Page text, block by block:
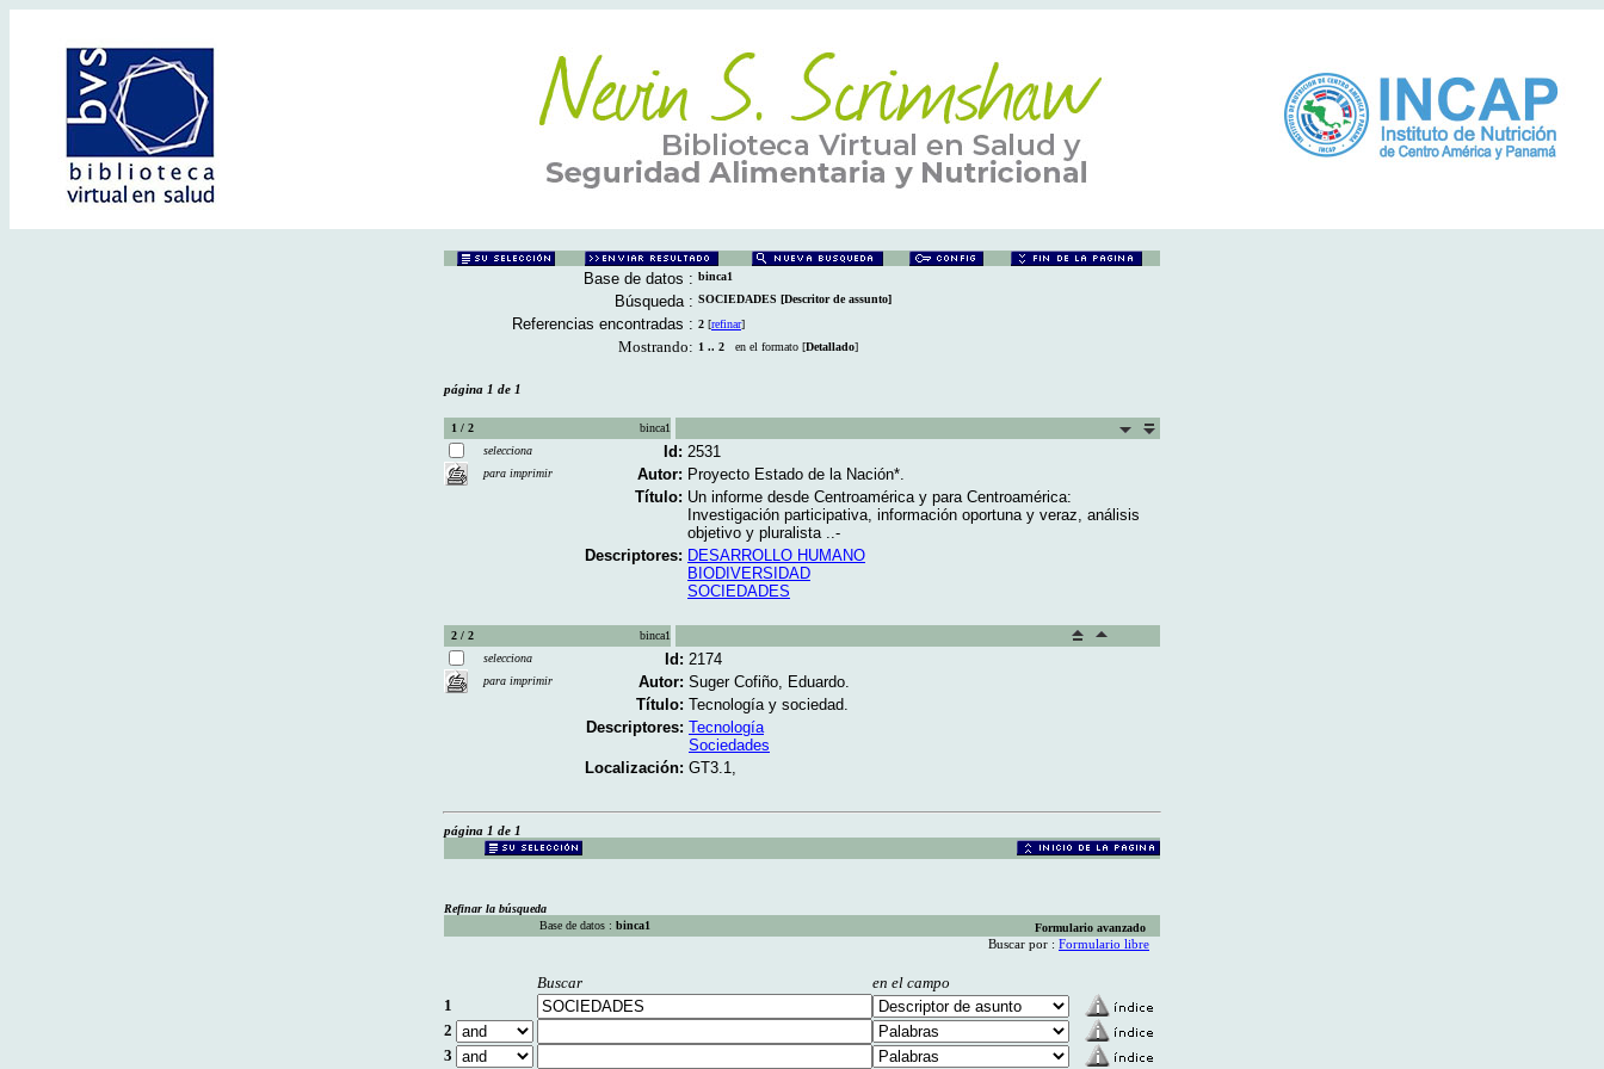
Base de datos : binca1
Búsqueda : SOCIEDADES [Descritor de assunto]
Referencias encontradas : 2 [refinar]
Mostrando: 1 .. 2 en el formato [Detallado]
página 1 de 1
1 / 2
binca1
selecciona
para imprimir
Id: 2531
Autor: Proyecto Estado de la Nación*.
Título: Un informe desde Centroamérica y para Centroamérica:
Investigación participativa, información oportuna y veraz, análisis
objetivo y pluralista ..-
Descriptores: DESARROLLO HUMANO
BIODIVERSIDAD
SOCIEDADES
2 / 2
binca1
selecciona
para imprimir
Id: 2174
Autor: Suger Cofiño, Eduardo.
Título: Tecnología y sociedad.
Descriptores: Tecnología
Sociedades
Localización: GT3.1,
página 1 de 1
Refinar la búsqueda
Base de datos : binca1 Formulario avanzado
Buscar por : Formulario libre
Buscar
en el campo
1
2
3